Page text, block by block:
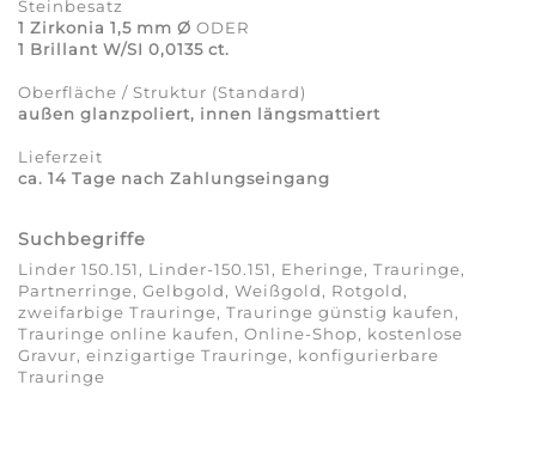
Steinbesatz
1 Zirkonia 1,5 mm Ø ODER
1 Brillant W/SI 0,0135 ct.
Oberfläche / Struktur (Standard)
außen glanzpoliert, innen längsmattiert
Lieferzeit
ca. 14 Tage nach Zahlungseingang
Suchbegriffe
Linder 150.151, Linder-150.151, Eheringe, Trauringe,
Partnerringe, Gelbgold, Weißgold, Rotgold,
zweifarbige Trauringe, Trauringe günstig kaufen,
Trauringe online kaufen, Online-Shop, kostenlose
Gravur, einzigartige Trauringe, konfigurierbare
Trauringe